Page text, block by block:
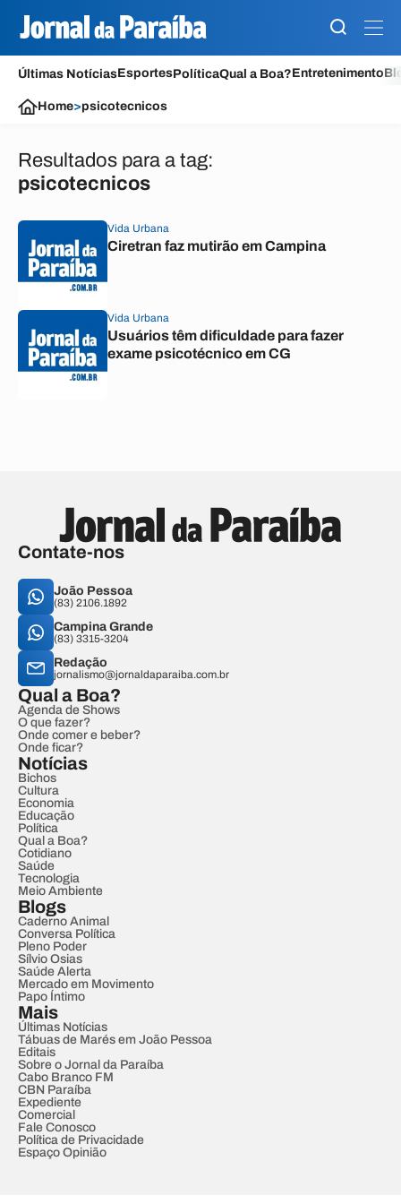
Últimas NotíciasEsportesPolíticaQual a Boa?Entretenimento
Home>psicotecnicos
Resultados para a tag:
psicotecnicos
Vida Urbana
Ciretran faz mutirão em Campina
Vida Urbana
Usuários têm dificuldade para fazer
exame psicotécnico em CG
Contate-nos
João Pessoa
(83) 2106.1892
Campina Grande
(83) 3315-3204
Redação
jornalismo@jornaldaparaiba.com.br
Qual a Boa?
Agenda de Shows
O que fazer?
Onde comer e beber?
Onde ficar?
Notícias
Bichos
Cultura
Economia
Educação
Política
Qual a Boa?
Cotidiano
Saúde
Tecnologia
Meio Ambiente
Blogs
Caderno Animal
Conversa Política
Pleno Poder
Sílvio Osias
Saúde Alerta
Mercado em Movimento
Papo Íntimo
Mais
Últimas Notícias
Tábuas de Marés em João Pessoa
Editais
Sobre o Jornal da Paraíba
Cabo Branco FM
CBN Paraíba
Expediente
Comercial
Fale Conosco
Política de Privacidade
Espaço Opinião